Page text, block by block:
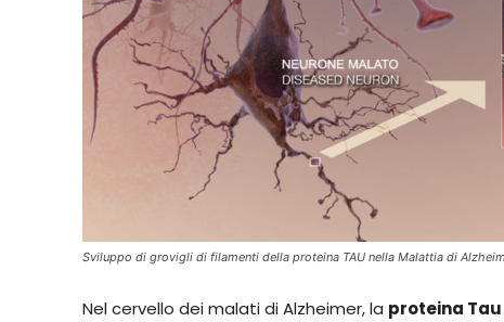
Sviluppo di grovigli di filamenti della proteina TAU nella Malattia di
Nel cervello dei malati di Alzheimer, la proteina Tau